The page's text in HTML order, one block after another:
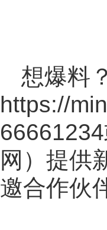
想爆料
https://
网 ）提供
邀合作伙